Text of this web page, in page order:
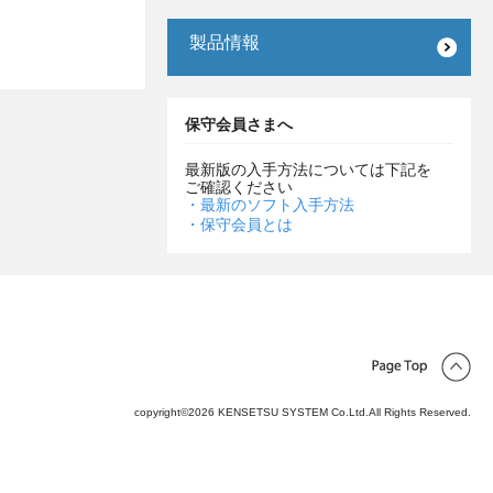
製品情報
保守会員さまへ
最新版の入手方法については下記を
ご確認ください
・最新のソフト入手方法
・保守会員とは
copyright©2026 KENSETSU SYSTEM Co.Ltd.All Rights Reserved.